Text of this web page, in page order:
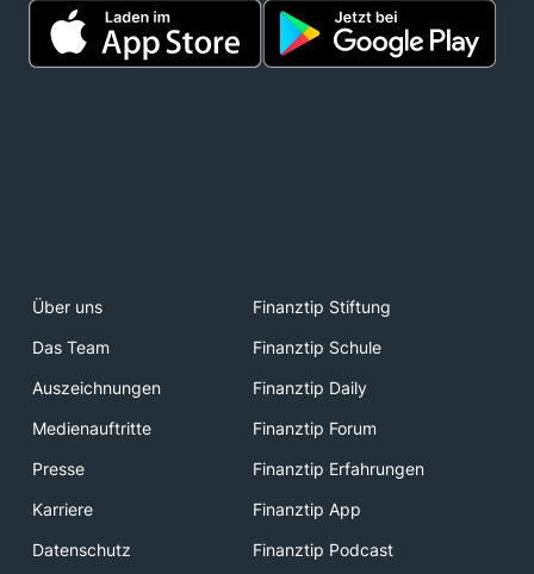
Über uns
Finanztip Stiftung
Das Team
Finanztip Schule
Auszeichnungen
Finanztip Daily
Medienauftritte
Finanztip Forum
Presse
Finanztip Erfahrungen
Karriere
Finanztip App
Datenschutz
Finanztip Podcast